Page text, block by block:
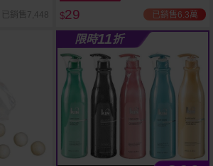
已銷售7,448 $29 已銷售6.3萬
限時11折